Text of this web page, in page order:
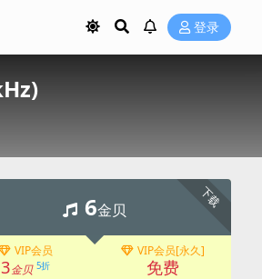
登录
下载
6金贝
VIP会员
3金贝 5折
VIP会员[永久]
免费